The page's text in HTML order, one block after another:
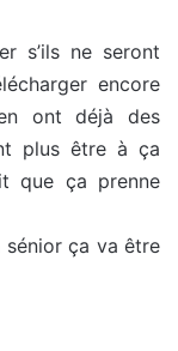
s’ils ne seront
encore
ont déjà des
plus être à ça
que ça prenne
sénior ça va être